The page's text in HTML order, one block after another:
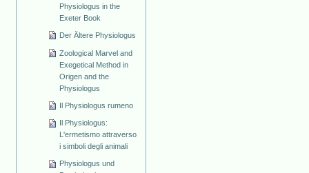
Physiologus in the
Exeter Book
Der Ältere Physiologus
Zoological Marvel and
Exegetical Method in
Origen and the
Physiologus
Il Physiologus rumeno
Il Physiologus:
L'ermetismo attraverso
i simboli degli animali
Physiologus und